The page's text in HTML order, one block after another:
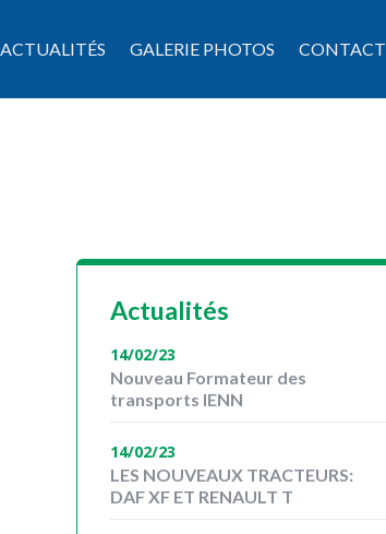
ACTUALITÉS GALERIE PHOTOS CONTACT
Actualités
Nouveau Formateur des
transports IENN
14/02/23
LES NOUVEAUX TRACTEURS:
DAF XF ET RENAULT T
14/02/23